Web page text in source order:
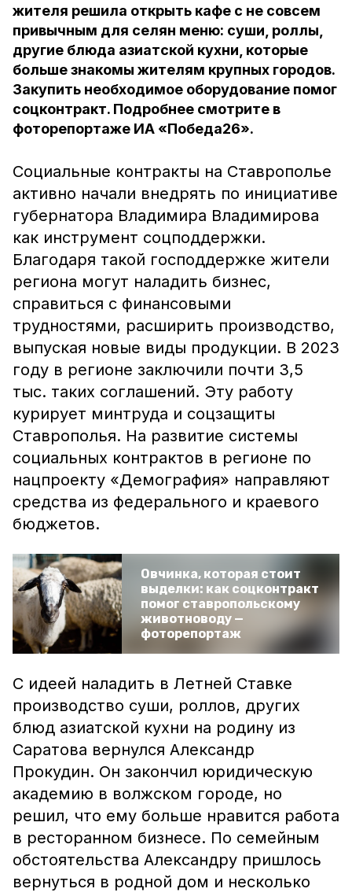
жителя решила открыть кафе с не совсем
привычным для селян меню: суши, роллы,
другие блюда азиатской кухни, которые
больше знакомы жителям крупных городов.
Закупить необходимое оборудование помог
соцконтракт. Подробнее смотрите в
фоторепортаже ИА «Победа26».
Социальные контракты на Ставрополье
активно начали внедрять по инициативе
губернатора Владимира Владимирова
как инструмент соцподдержки.
Благодаря такой господдержке жители
региона могут наладить бизнес,
справиться с финансовыми
трудностями, расширить производство,
выпуская новые виды продукции. В 2023
году в регионе заключили почти 3,5
тыс. таких соглашений. Эту работу
курирует минтруда и соцзащиты
Ставрополья. На развитие системы
социальных контрактов в регионе по
нацпроекту «Демография» направляют
средства из федерального и краевого
бюджетов.
Овчинка, которая стоит
выделки: как соцконтракт
помог ставропольскому
животноводу —
фоторепортаж
С идеей наладить в Летней Ставке
производство суши, роллов, других
блюд азиатской кухни на родину из
Саратова вернулся Александр
Прокудин. Он закончил юридическую
академию в волжском городе, но
решил, что ему больше нравится работа
в ресторанном бизнесе. По семейным
обстоятельства Александру пришлось
вернуться в родной дом и несколько